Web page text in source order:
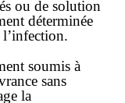
ou de solution
déterminée
l’infection.
soumis à
sans
la